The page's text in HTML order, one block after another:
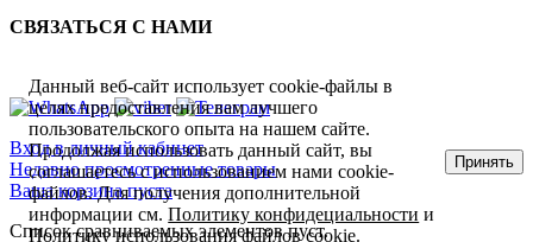
СВЯЗАТЬСЯ С НАМИ
Вход в личный кабинет
Недавно просмотренные товары
Ваша корзина пуста
Список сравниваемых элементов пуст.
Данный веб-сайт использует cookie-файлы в
целях предоставления вам лучшего
пользовательского опыта на нашем сайте.
Продолжая использовать данный сайт, вы
соглашаетесь с использованием нами cookie-
файлов. Для получения дополнительной
информации см.Политику конфидециальности и
Политику использования файлов cookie.
Принять